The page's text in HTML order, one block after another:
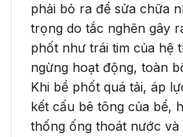
phải bỏ ra để sửa chữa
trọng do tắc nghẽn gây
phốt như trái tim của hệ
ngừng hoạt động, toàn
Khi bể phốt quá tải, áp
kết cấu bê tông của bể,
thống ống thoát nước và